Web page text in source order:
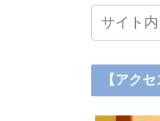
【アク